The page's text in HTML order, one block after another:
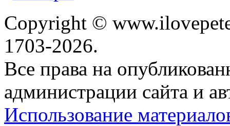
Copyright ©
1703-2026.
Все права на
администрации сайта и
Использование